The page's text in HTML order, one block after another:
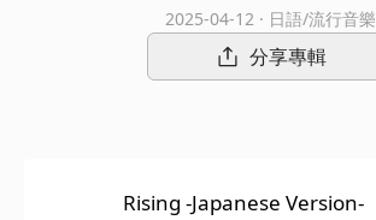
2025-04-12 · 日語/流行音樂
分享專輯
Rising -Japanese Version-